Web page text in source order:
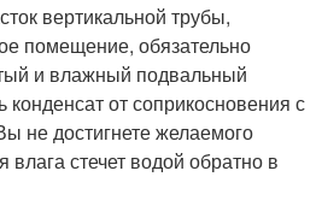
вертикальной трубы,
помещение, обязательно
и влажный подвальный
конденсат от соприкосновения с
не достигнете желаемого
влага стечет водой обратно в